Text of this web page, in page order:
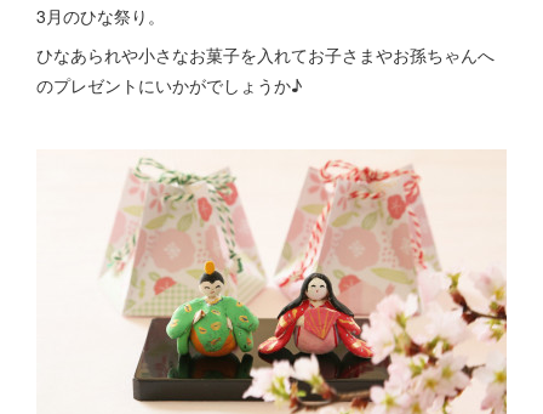
3月のひな祭り。
ひなあられや小さなお菓子を入れてお子さまやお孫ちゃんへ
のプレゼントにいかがでしょうか♪